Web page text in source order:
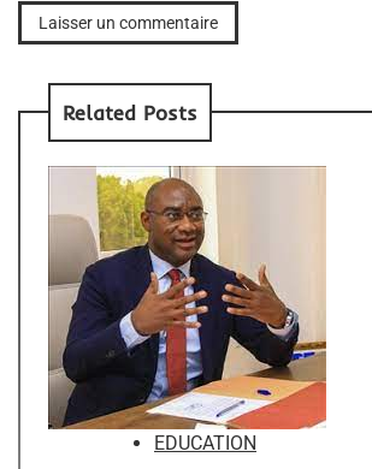
Related Posts
EDUCATION